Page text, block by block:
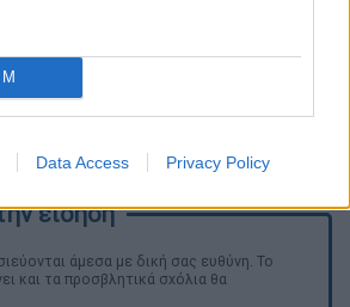
Data Access Privacy Policy
άμεσα με δική σας ευθύνη. Το
και τα προσβλητικά σχόλια θα